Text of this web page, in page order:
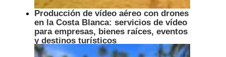
Producción de vídeo aéreo con drones
en la Costa Blanca: servicios de vídeo
para empresas, bienes raíces, eventos
y destinos turísticos